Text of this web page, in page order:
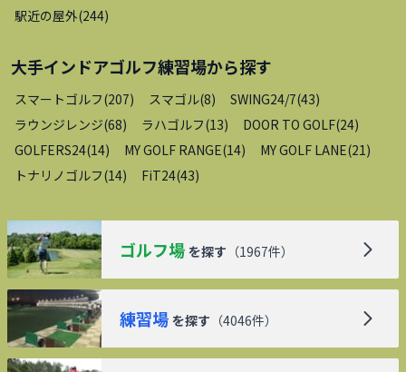
駅近の屋外(244)
大手インドアゴルフ練習場から探す
スマートゴルフ(207) スマゴル(8) SWING24/7(43)
ラウンジレンジ(68) ラハゴルフ(13) DOOR TO GOLF(24)
GOLFERS24(14) MY GOLF RANGE(14) MY GOLF LANE(21 )
トナリノゴルフ(14) FiT24(43)
ゴルフ場 を探す （1967件）
練習場 を探す （4046件）